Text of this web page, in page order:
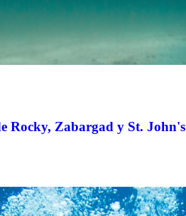
Rocky, Zabargad y St. John's